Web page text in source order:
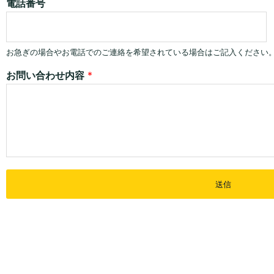
電話番号
お急ぎの場合やお電話でのご連絡を希望されている場合はご記入ください
お問い合わせ内容 *
送信